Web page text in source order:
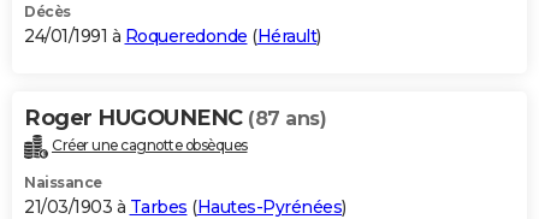
Décès
24/01/1991 à Roqueredonde (Hérault)
Roger HUGOUNENC (87 ans)
Créer une cagnotte obsèques
Naissance
21/03/1903 à Tarbes (Hautes-Pyrénées)